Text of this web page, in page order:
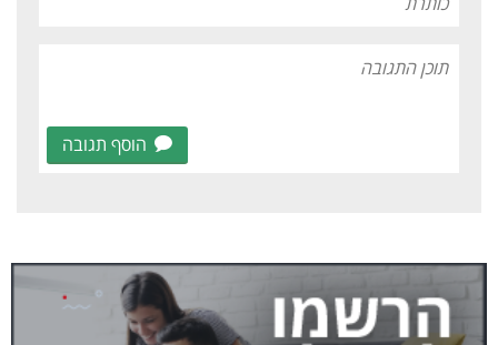
הוסף תגובה